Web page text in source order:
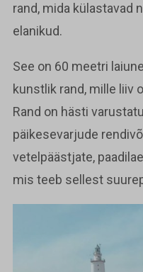
rand, mida külastavad
elanikud.
See on 60 meetri
kunstlik rand, mille liiv
Rand on hästi
päikesevarjude
vetelpäästjate,
mis teeb sellest